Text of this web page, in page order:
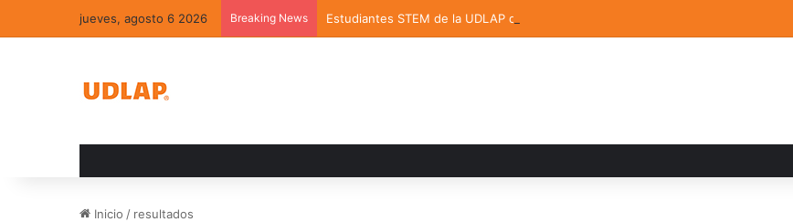
jueves, agosto 6 2026 Breaking News Estudiantes STEM de la UDLAP destacan en el MUTVI 2026
Inicio / resultados